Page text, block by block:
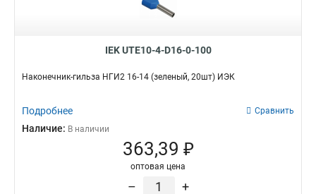
IEK UTE10-4-D16-0-100
Наконечник-гильза НГИ2 16-14 (зеленый, 20шт) ИЭК
Подробнее Сравнить
Наличие: В наличии
363,39 ₽
оптовая цена
– +